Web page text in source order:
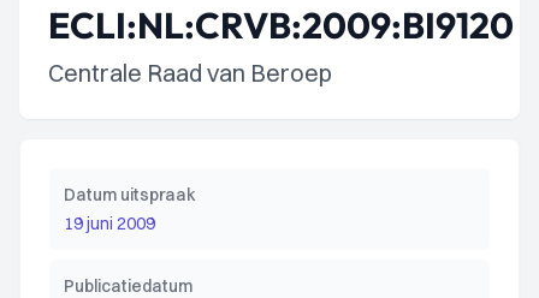
ECLI:NL:CRVB:2009:BI9120
Centrale Raad van Beroep
Datum uitspraak
19 juni 2009
Publicatiedatum